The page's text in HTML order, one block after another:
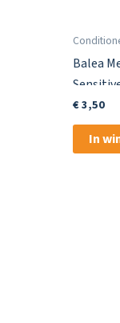
Balea
€3,50
In